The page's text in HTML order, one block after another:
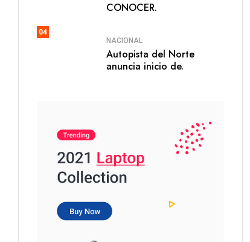
CONOCER.
04
NACIONAL
Autopista del Norte
anuncia inicio de.